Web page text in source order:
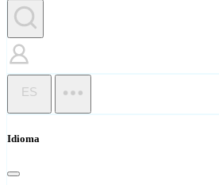
ES
Idioma